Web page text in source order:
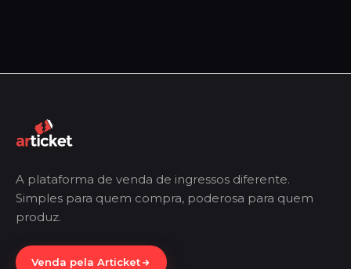
A plataforma de venda de ingressos diferente.
Simples para quem compra, poderosa para quem
produz.
Venda pela Articket